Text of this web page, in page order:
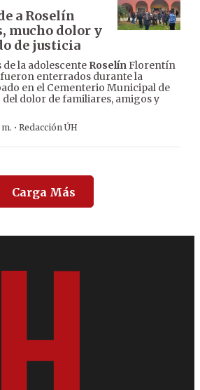
a Roselín
mucho dolor y
de justicia
la adolescente RoselínFlorentín
fueron enterrados durante la
en el Cementerio Municipal de
del dolor de familiares, amigos y
· Redacción ÚH
Carga Más